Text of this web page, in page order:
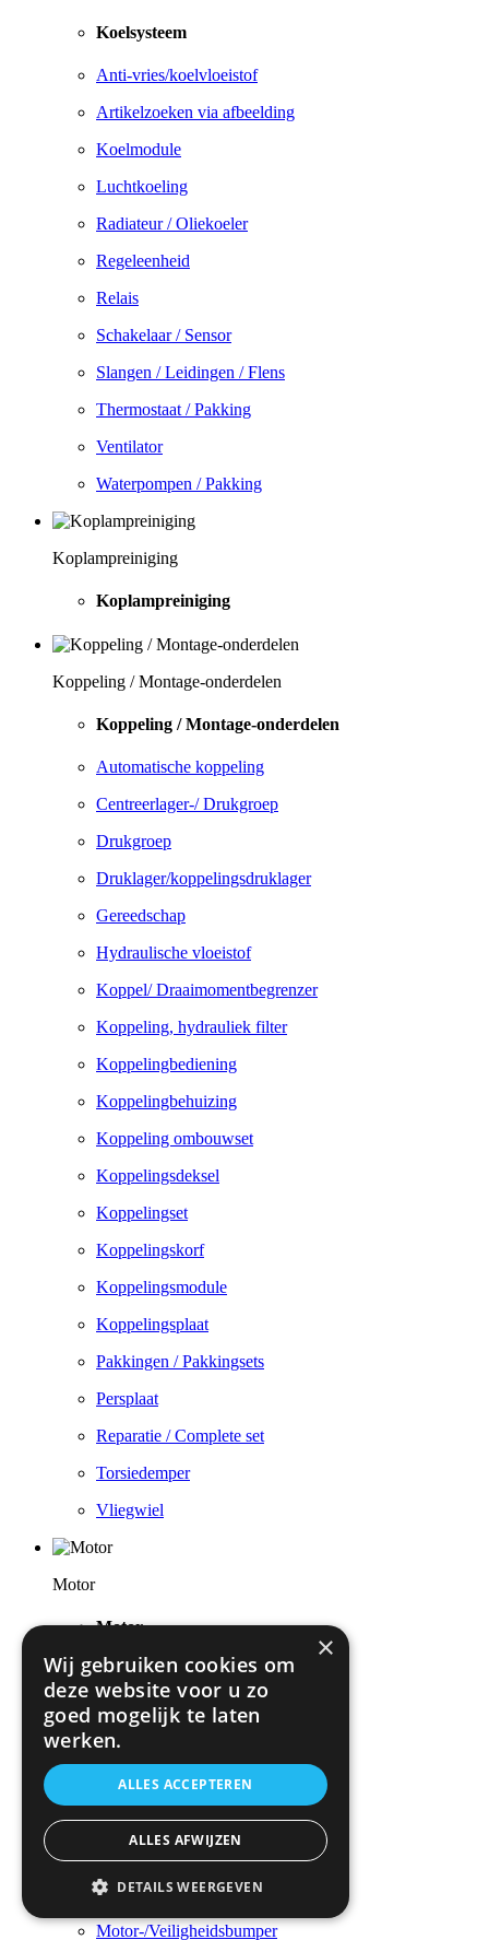
Koelsysteem
Anti-vries/koelvloeistof
Artikelzoeken via afbeelding
Koelmodule
Luchtkoeling
Radiateur / Oliekoeler
Regeleenheid
Relais
Schakelaar / Sensor
Slangen / Leidingen / Flens
Thermostaat / Pakking
Ventilator
Waterpompen / Pakking
Koplampreiniging
Koplampreiniging
Koppeling / Montage-onderdelen
Koppeling / Montage-onderdelen
Automatische koppeling
Centreerlager-/ Drukgroep
Drukgroep
Druklager/koppelingsdruklager
Gereedschap
Hydraulische vloeistof
Koppel/ Draaimomentbegrenzer
Koppeling, hydrauliek filter
Koppelingbediening
Koppelingbehuizing
Koppeling ombouwset
Koppelingsdeksel
Koppelingset
Koppelingskorf
Koppelingsmodule
Koppelingsplaat
Pakkingen / Pakkingsets
Persplaat
Reparatie / Complete set
Torsiedemper
Vliegwiel
Motor
Motor
Artikelzoeken via afbeelding
Cilinderkop / Opbouwdelen
Cilinders / Zuigers
Complete / Deelmotor
Gereedschap
Krukasmechanisme
Luchttoevoer
Motor-/Veiligheidsbumper
×
Wij gebruiken cookies om
deze website voor u zo
goed mogelijk te laten
werken.
ALLES ACCEPTEREN
ALLES AFWIJZEN
DETAILS WEERGEVEN